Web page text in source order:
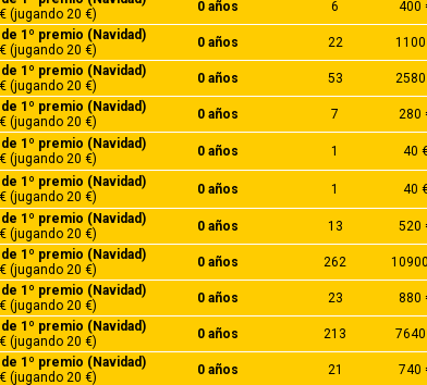
(jugando 20 €)
0 años 6 400
1º premio (Navidad)
(jugando 20 €)
0 años 22
1º premio (Navidad)
(jugando 20 €)
0 años 53
1º premio (Navidad)
(jugando 20 €)
0 años 7 280
1º premio (Navidad)
(jugando 20 €)
0 años 1 40
1º premio (Navidad)
(jugando 20 €)
0 años 1 40
1º premio (Navidad)
(jugando 20 €)
0 años 13 520
1º premio (Navidad)
(jugando 20 €)
0 años 262
1º premio (Navidad)
(jugando 20 €)
0 años 23 880
1º premio (Navidad)
(jugando 20 €)
0 años 213
1º premio (Navidad)
(jugando 20 €)
0 años 21 740